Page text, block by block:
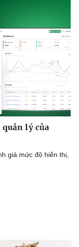
lý của
giá mức độ hiển thị,